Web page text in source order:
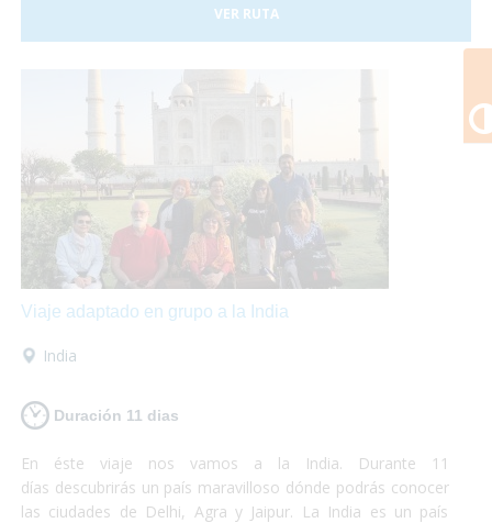
emblemáticos como el Big Ben o la Torre de Londres y
adentrarte en la cultura local conociendo los barrios de
de visitar los fantásticos museos que se encuentran en la
ciudad y destinar una tarde a disfrutar de un Afternoon Tea.
¡Londres te encantará! Así que escápate a la capital inglesa
y sólo preocúpate por disfrutar... ¡nosotros te lo
garantizamos!
VER RUTA
Viaje adaptado en grupo a la India
India
Duración 11 dias
En éste viaje nos vamos a la India. Durante 11
días descubrirás un país maravilloso dónde podrás conocer
las ciudades de Delhi, Agra y Jaipur. La India es un país